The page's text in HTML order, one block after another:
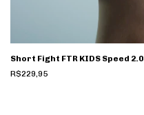
Short Fight FTR KIDS Speed 2.0
R$229,95